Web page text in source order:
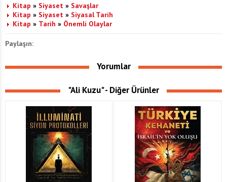
Kitap » Siyaset » Savaşlar
Kitap » Siyaset » Siyasal Tarih
Kitap » Tarih » Önemli Olaylar
Paylaşın:
Yorumlar
"Ali Kuzu" - Diğer Ürünler